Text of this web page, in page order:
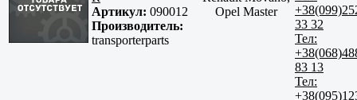
Артикул: 090012
Производитель:
transporterparts
Opel Master
33 32
Тел:
83 13
Тел: